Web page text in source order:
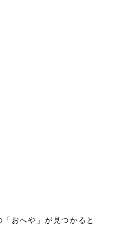
おへや」が見つかると